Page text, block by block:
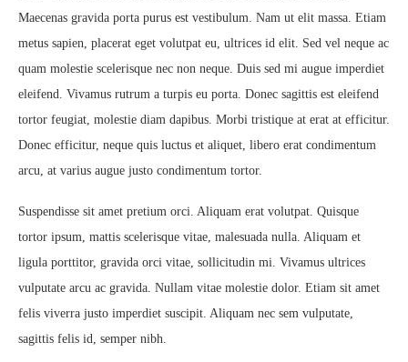
Maecenas gravida porta purus est vestibulum. Nam ut elit massa. Etiam
metus sapien, placerat eget volutpat eu, ultrices id elit. Sed vel neque ac
quam molestie scelerisque nec non neque. Duis sed mi augue imperdiet
eleifend. Vivamus rutrum a turpis eu porta. Donec sagittis est eleifend
tortor feugiat, molestie diam dapibus. Morbi tristique at erat at efficitur.
Donec efficitur, neque quis luctus et aliquet, libero erat condimentum
arcu, at varius augue justo condimentum tortor.
Suspendisse sit amet pretium orci. Aliquam erat volutpat. Quisque
tortor ipsum, mattis scelerisque vitae, malesuada nulla. Aliquam et
ligula porttitor, gravida orci vitae, sollicitudin mi. Vivamus ultrices
vulputate arcu ac gravida. Nullam vitae molestie dolor. Etiam sit amet
felis viverra justo imperdiet suscipit. Aliquam nec sem vulputate,
sagittis felis id, semper nibh.